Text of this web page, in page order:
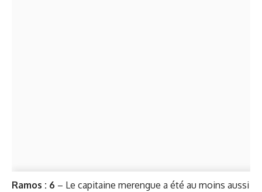
Ramos : 6 – Le capitaine merengue a été au moins aussi